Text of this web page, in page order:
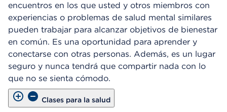
encuentros en los que usted y otros miembros con
experiencias o problemas de salud mental similares
pueden trabajar para alcanzar objetivos de bienestar
en común. Es una oportunidad para aprender y
conectarse con otras personas. Además, es un lugar
seguro y nunca tendrá que compartir nada con lo
que no se sienta cómodo.
Clases para la salud